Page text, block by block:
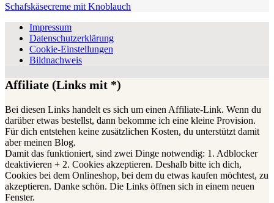
Schafskäsecreme mit Knoblauch
Impressum
Datenschutzerklärung
Cookie-Einstellungen
Bildnachweis
Affiliate (Links mit *)
Bei diesen Links handelt es sich um einen Affiliate-Link. Wenn du
darüber etwas bestellst, dann bekomme ich eine kleine Provision.
Für dich entstehen keine zusätzlichen Kosten, du unterstützt damit
aber meinen Blog.
Damit das funktioniert, sind zwei Dinge notwendig: 1. Adblocker
deaktivieren + 2. Cookies akzeptieren. Deshalb bitte ich dich,
Cookies bei dem Onlineshop, bei dem du etwas kaufen möchtest, zu
akzeptieren. Danke schön. Die Links öffnen sich in einem neuen
Fenster.